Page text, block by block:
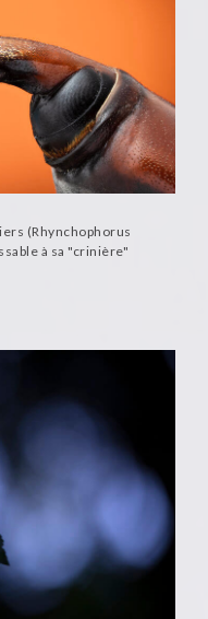
(Rhynchophorus
à sa "crinière"